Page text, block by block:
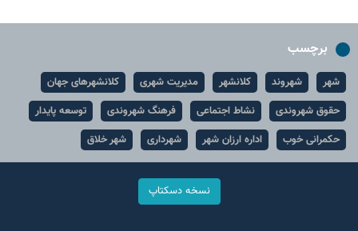
برچسب
شهر شهروند کلانشهر مدیریت شهری
کلانشهرهای جهان
حقوق شهروندی
نشاط اجتماعی فرهنگ شهروندی
توسعه پایدار
حکمرانی خوب
اداره ارزان شهر شهرداری شهر خلاق
نسخه دسکتاپ